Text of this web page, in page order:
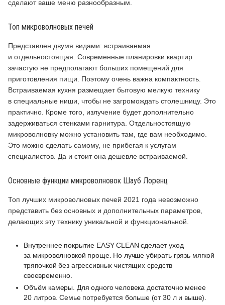
сделают ваше меню разнообразным.
Топ микроволновых печей
Представлен двумя видами: встраиваемая
и отдельностоящая. Современные планировки квартир
зачастую не предполагают больших помещений для
приготовления пищи. Поэтому очень важна компактность.
Встраиваемая кухня размещает бытовую мелкую технику
в специальные ниши, чтобы не загромождать столешницу. Это
практично. Кроме того, излучение будет дополнительно
задерживаться стенками гарнитура. Отдельностоящую
микроволновку можно установить там, где вам необходимо.
Это можно сделать самому, не прибегая к услугам
специалистов. Да и стоит она дешевле встраиваемой.
Основные функции микроволновок Шауб Лоренц
Топ лучших микроволновых печей 2021 года невозможно
представить без основных и дополнительных параметров,
делающих эту технику уникальной и функциональной.
Внутреннее покрытие EASY CLEAN сделает уход
за микроволновкой проще. Но лучше убирать грязь мягкой
тряпочкой без агрессивных чистящих средств
своевременно.
Объём камеры. Для одного человека достаточно менее
20 литров. Семье потребуется больше (от 30 л и выше).